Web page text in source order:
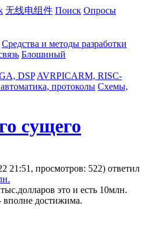
无线电组件 Поиск Опросы
Средства и методы разработки
Блошиный
DSP AVRPICARM, RISC-
протоколы Схемы,
сущего
21:51, просмотров: 522) ответил
это и есть 10млн.
достижима.